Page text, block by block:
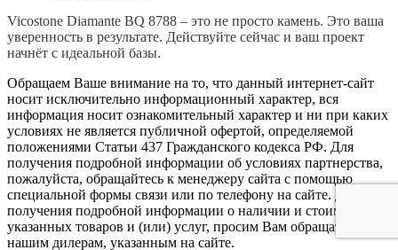
Vicostone Diamante BQ 8788 – это не просто камень. Это ваша
уверенность в результате. Действуйте сейчас и ваш проект
начнёт с идеальной базы.
Обращаем Ваше внимание на то, что данный интернет-сайт
носит исключительно информационный характер, вся
информация носит ознакомительный характер и ни при каких
условиях не является публичной офертой, определяемой
положениями Статьи 437 Гражданского кодекса РФ. Для
получения подробной информации об условиях партнерства,
пожалуйста, обращайтесь к менеджеру сайта с помощью
специальной формы связи или по телефону на сайте. Для
получения подробной информации о наличии и стоимости
указанных товаров и (или) услуг, просим Вам обращаться к
нашим дилерам, указанным на сайте.